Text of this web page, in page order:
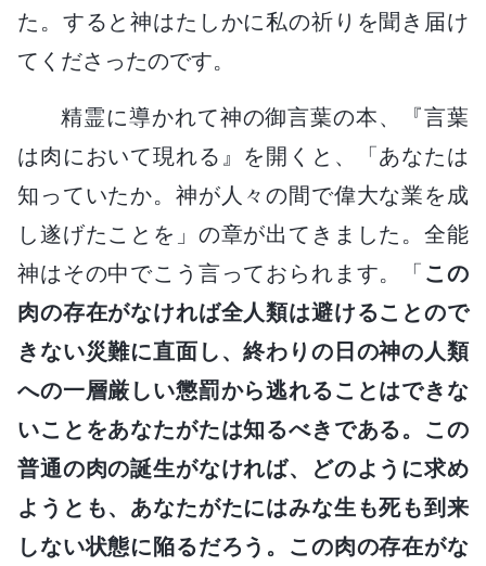
た。すると神はたしかに私の祈りを聞き届け
てくださったのです。
精霊に導かれて神の御言葉の本、『言葉
は肉において現れる』を開くと、「あなたは
知っていたか。神が人々の間で偉大な業を成
し遂げたことを」の章が出てきました。全能
神はその中でこう言っておられます。「 この
肉の存在がなければ全人類は避けることので
きない災難に直面し、終わりの日の神の人類
への一層厳しい懲罰から逃れることはできな
いことをあなたがたは知るべきである。この
普通の肉の誕生がなければ、どのように求め
ようとも、あなたがたにはみな生も死も到来
しない状態に陥るだろう。この肉の存在がな